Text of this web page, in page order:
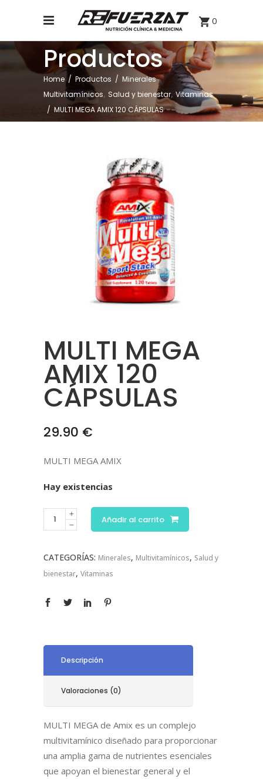
0
Productos
Home / Productos / Minerales,
Multivitamínicos, Salud y bienestar, Vitaminas
/ MULTI MEGA AMIX 120 CÁPSULAS
MULTI MEGA
AMIX 120
CÁPSULAS
29.90 €
MULTI MEGA AMIX
Hay existencias
Añadir al carrito
CATEGORÍAS: Minerales, Multivitamínicos, Salud y
bienestar, Vitaminas
Descripción
Valoraciones (0)
MULTI MEGA de Amix es un complejo
multivitamínico diseñado para proporcionar
una amplia gama de nutrientes esenciales
que apoyan el bienestar general y el